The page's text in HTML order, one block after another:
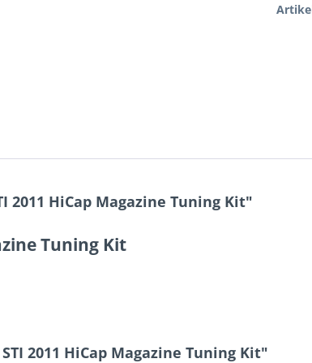
HiCap Magazine Tuning Kit"
Tuning Kit
2011 HiCap Magazine Tuning Kit"